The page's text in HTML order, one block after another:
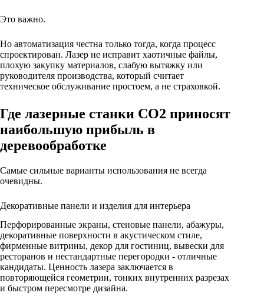
Это важно.
Но автоматизация честна только тогда, когда процесс
спроектирован. Лазер не исправит хаотичные файлы,
плохую закупку материалов, слабую вытяжку или
руководителя производства, который считает
техническое обслуживание простоем, а не страховкой.
Где лазерные станки CO2 приносят
наибольшую прибыль в
деревообработке
Самые сильные варианты использования не всегда
очевидны.
Декоративные панели и изделия для интерьера
Перфорированные экраны, стеновые панели, абажуры,
декоративные поверхности в акустическом стиле,
фирменные витрины, декор для гостиниц, вывески для
ресторанов и нестандартные перегородки - отличные
кандидаты. Ценность лазера заключается в
повторяющейся геометрии, тонких внутренних разрезах
и быстром пересмотре дизайна.